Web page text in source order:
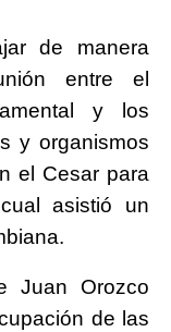
de manera
entre el
y los
y organismos
el Cesar para
asistió un
Juan Orozco
de las